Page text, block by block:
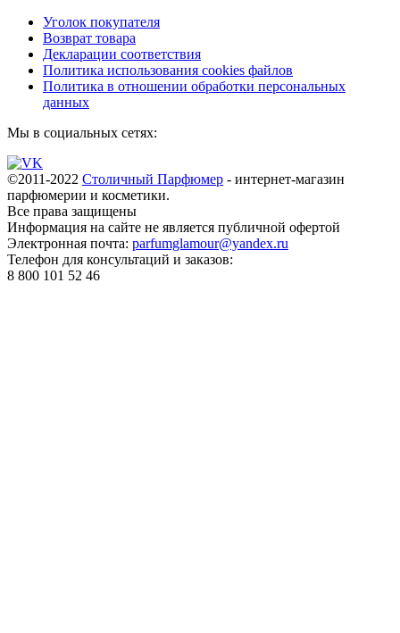
Уголок покупателя
Возврат товара
Декларации соответствия
Политика использования cookies файлов
Политика в отношении обработки персональных
данных
Мы в социальных сетях:
©2011-2022 Столичный Парфюмер - интернет-магазин
парфюмерии и косметики.
Все права защищены
Информация на сайте не является публичной офертой
Электронная почта: parfumglamour@yandex.ru
Телефон для консультаций и заказов:
8 800 101 52 46